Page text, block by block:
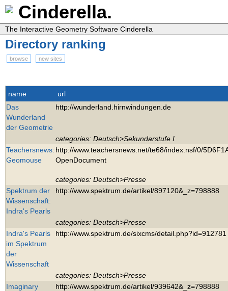
Cinderella.
The Interactive Geometry Software Cinderella
Directory ranking
browse new sites
name
url
Das
Wunderland
der Geometrie
http://wunderland.hirnwindungen.de
categories: Deutsch>Sekundarstufe I
Teachersnews:
Geomouse
http://www.teachersnews.net/te68/index.nsf/0/
OpenDocument
categories: Deutsch>Presse
Spektrum der
Wissenschaft:
Indra's Pearls
http://www.spektrum.de/artikel/897120&_z=798888
categories: Deutsch>Presse
Indra's Pearls
im Spektrum
der
Wissenschaft
http://www.spektrum.de/sixcms/detail.php?id=912781
categories: Deutsch>Presse
Imaginary
http://www.spektrum.de/artikel/939642&_z=798888